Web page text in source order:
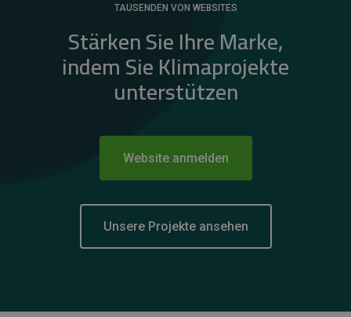
TAUSENDEN VON WEBSITES
Stärken Sie Ihre Marke,
indem Sie Klimaprojekte
unterstützen
Website anmelden
Unsere Projekte ansehen